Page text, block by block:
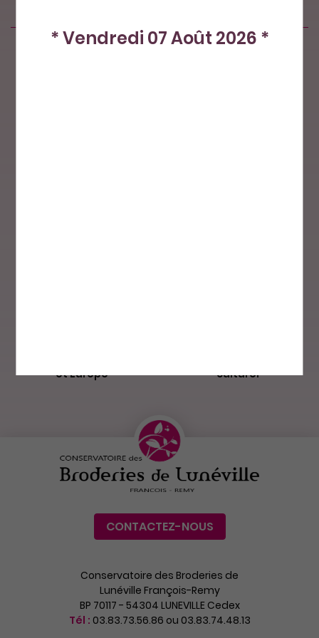
* Vendredi 07 Août 2026 *
et Europe
culturel
CONTACTEZ-NOUS
Conservatoire des Broderies de
Lunéville François-Remy
BP 70117 - 54304 LUNEVILLE Cedex
Tél : 03.83.73.56.86 ou 03.83.74.48.13